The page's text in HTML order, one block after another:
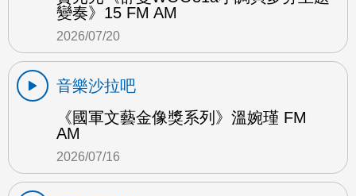
變奏》15 FM AM
2026/07/20
音樂沙拉吧
《國軍文藝金像獎系列》溫婉瑾 FM
AM
2026/07/16